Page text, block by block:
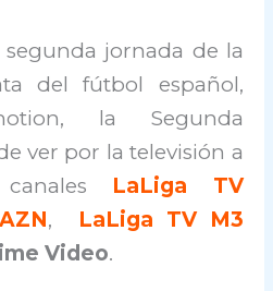
jornada de la
del fútbol español,
la Segunda
ver por la televisión a
LaLiga TV
, LaLiga TV M3
Video.